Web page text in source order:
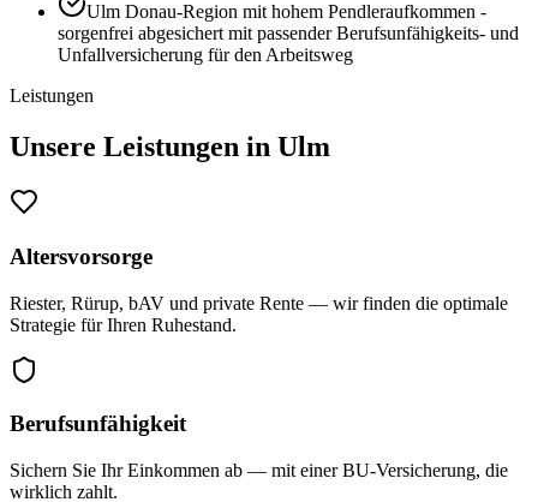
Ulm Donau-Region mit hohem Pendleraufkommen -
sorgenfrei abgesichert mit passender Berufsunfähigkeits- und
Unfallversicherung für den Arbeitsweg
Leistungen
Unsere Leistungen in Ulm
Altersvorsorge
Riester, Rürup, bAV und private Rente — wir finden die optimale
Strategie für Ihren Ruhestand.
Berufsunfähigkeit
Sichern Sie Ihr Einkommen ab — mit einer BU-Versicherung, die
wirklich zahlt.